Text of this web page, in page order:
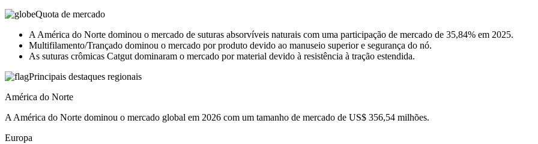
Quota de mercado
A América do Norte dominou o mercado de suturas absorvíveis naturais com uma participação de mercado de 35,84% em 2025.
Multifilamento/Trançado dominou o mercado por produto devido ao manuseio superior e segurança do nó.
As suturas crômicas Catgut dominaram o mercado por material devido à resistência à tração estendida.
Principais destaques regionais
América do Norte
A América do Norte dominou o mercado global em 2026 com um tamanho de mercado de US$ 356,54 milhões.
Europa